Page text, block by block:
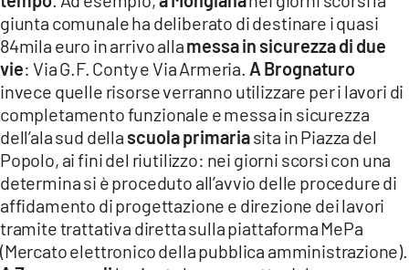
giunta comunale ha deliberato di destinare i quasi
84mila euro in arrivo allamessa in sicurezza di due
vie: Via G.F. Conty e Via Armeria. A Brognaturo
invece quelle risorse verranno utilizzare per i lavori di
completamento funzionale e messa in sicurezza
dell’ala sud della scuola primariasita in Piazza del
Popolo, ai fini del riutilizzo: nei giorni scorsi con una
determina si è proceduto all’avvio delle procedure di
affidamento di progettazione e direzione dei lavori
tramite trattativa diretta sulla piattaforma MePa
(Mercato elettronico della pubblica amministrazione).